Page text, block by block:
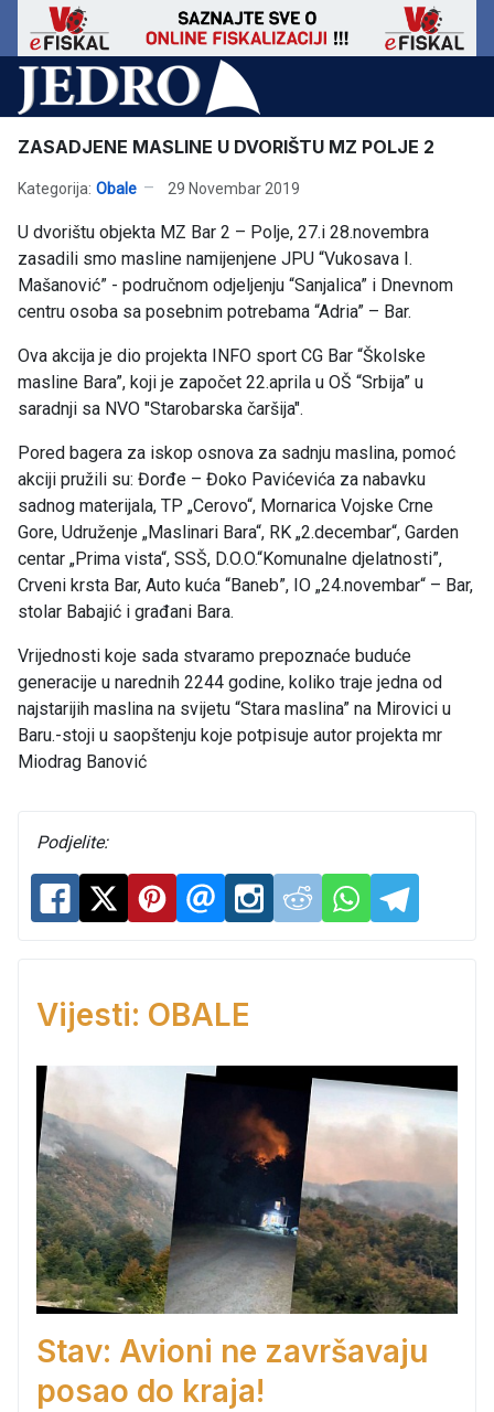
ZASADJENE MASLINE U DVORIŠTU MZ POLJE 2
Kategorija: Obale 29 Novembar 2019
U dvorištu objekta MZ Bar 2 – Polje, 27.i 28.novembra
zasadili smo masline namijenjene JPU “Vukosava I.
Mašanović” - područnom odjeljenju “Sanjalica” i Dnevnom
centru osoba sa posebnim potrebama “Adria” – Bar.
Ova akcija je dio projekta INFO sport CG Bar “Školske
masline Bara”, koji je započet 22.aprila u OŠ “Srbija” u
saradnji sa NVO "Starobarska čaršija".
Pored bagera za iskop osnova za sadnju maslina, pomoć
akciji pružili su: Đorđe – Đoko Pavićevića za nabavku
sadnog materijala, TP „Cerovo“, Mornarica Vojske Crne
Gore, Udruženje „Maslinari Bara“, RK „2.decembar“, Garden
centar „Prima vista“, SSŠ, D.O.O.“Komunalne djelatnosti”,
Crveni krsta Bar, Auto kuća “Baneb”, IO „24.novembar“ – Bar,
stolar Babajić i građani Bara.
Vrijednosti koje sada stvaramo prepoznaće buduće
generacije u narednih 2244 godine, koliko traje jedna od
najstarijih maslina na svijetu “Stara maslina” na Mirovici u
Baru.-stoji u saopštenju koje potpisuje autor projekta mr
Miodrag Banović
Podjelite:
Vijesti: OBALE
Stav: Avioni ne završavaju
posao do kraja!